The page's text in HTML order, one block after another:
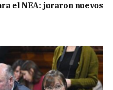
el NEA: juraron nuevos